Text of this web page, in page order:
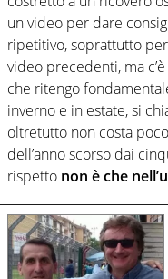
un video per dare
ripetitivo, soprattutto
video precedenti, ma
che ritengo
inverno e in estate, si
oltretutto non costa
dell’anno scorso dai
rispetto non è che